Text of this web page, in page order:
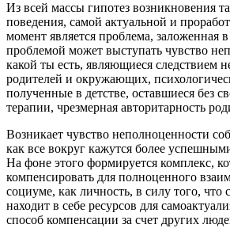
Из всей массы гипотез возникновения
поведения, самой актуальной и
момент является проблема, заложенная в
проблемой может выступать чувство
какой ты есть, являющиеся следствием
родителей и окружающих,
полученные в детстве, оставшиеся без
терапии, чрезмерная авторитарность
Возникает чувство неполноценности
как все вокруг кажутся более
На фоне этого формируется комплекс,
компенсировать для полноценного
социуме, как личность, в силу того, что
находит в себе ресурсов для
способ компенсации за счет других